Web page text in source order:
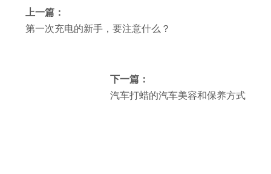
上一篇：
第一次充电的新手，要注意什么？
下一篇：
汽车打蜡的汽车美容和保养方式